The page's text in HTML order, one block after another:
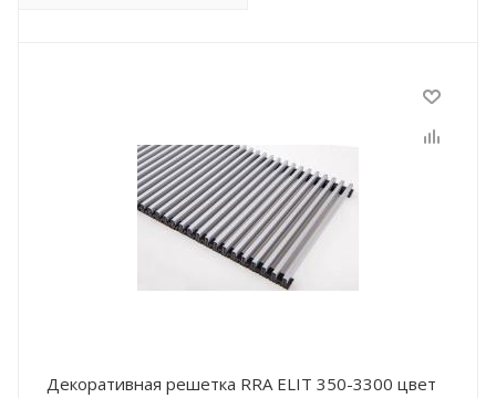
Декоративная решетка RRA ELIT 350-3300 цвет